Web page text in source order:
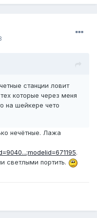
станции ловит
которые через меня
на шейкере чето
нечётные. Лажа
.
светлыми портить.